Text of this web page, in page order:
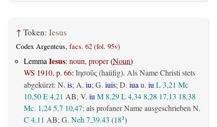
↑ Token: Iesus
Codex Argenteus, facs. 62 (fol. 95v)
LemmaIesus: noun, proper(Noun)
WS 1910, p. 66: Ιησοῦς (haüfig). Als Name Christi stets
abgekürzt: N. is; A. iu; G. iuis; D. iuau. iuL 3,21 Mc
10,50E 4,21 AB; V. iuM 8,29L 4,34 8,28 17,13 18,38
Mc. 1,245,7 10,47; als profaner Name ausgeschrieben N.
C 4,11 AB; G. Neh 7,39.43 (183)